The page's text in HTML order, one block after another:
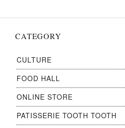
CATEGORY
CULTURE
FOOD HALL
ONLINE STORE
PATISSERIE TOOTH TOOTH